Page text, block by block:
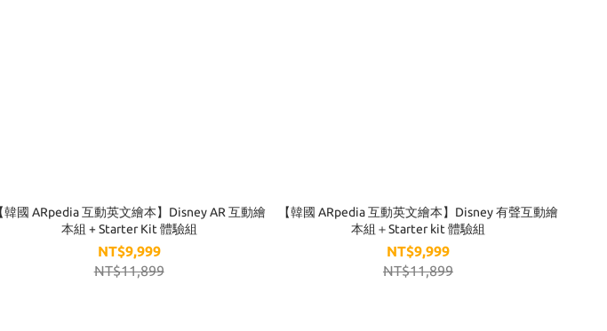
【韓國 ARpedia 互動英文繪本】Disney AR 互動繪
本組 + Starter Kit 體驗組
NT$9,999
NT$11,899
【韓國 ARpedia 互動英文繪本】Disney 有聲互動繪
本組＋Starter kit 體驗組
NT$9,999
NT$11,899